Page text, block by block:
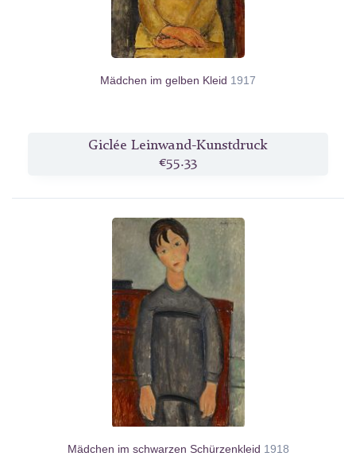
Mädchen im gelben Kleid 1917
Giclée Leinwand-Kunstdruck
€55.33
Mädchen im schwarzen Schürzenkleid 1918